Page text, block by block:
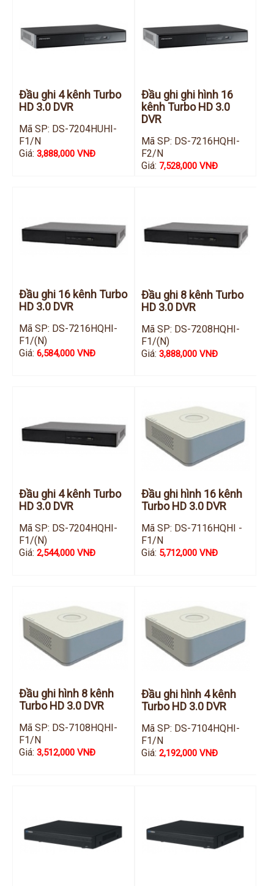
Thiết bị chống trộm
Thiết bị chống trộm Paradox
Khóa điện tử VIRO
Khóa điện tử KBVISION
Access control Syris
GIẢI PHÁP NHỎ TRỌN GÓI
Hỗ trợ kỹ thuật
Hướng dẫn sử dụng
Đầu ghi 4 kênh Turbo
HD 3.0 DVR
Mã SP: DS-7204HUHI-
F1/N
Giá:3,888,000 VNĐ
Đầu ghi ghi hình 16
kênh Turbo HD 3.0
DVR
Mã SP: DS-7216HQHI-
F2/N
Giá: 7,528,000 VNĐ
Đầu ghi 16 kênh Turbo
HD 3.0 DVR
Mã SP: DS-7216HQHI-
F1/(N)
Giá:6,584,000 VNĐ
Đầu ghi 8 kênh Turbo
HD 3.0 DVR
Mã SP: DS-7208HQHI-
F1/(N)
Giá: 3,888,000 VNĐ
Đầu ghi 4 kênh Turbo
HD 3.0 DVR
Mã SP: DS-7204HQHI-
F1/(N)
Giá:2,544,000 VNĐ
Đầu ghi hình 16 kênh
Turbo HD 3.0 DVR
Mã SP: DS-7116HQHI -
F1/N
Giá: 5,712,000 VNĐ
Đầu ghi hình 8 kênh
Turbo HD 3.0 DVR
Mã SP: DS-7108HQHI-
F1/N
Giá:3,512,000 VNĐ
Đầu ghi hình 4 kênh
Turbo HD 3.0 DVR
Mã SP: DS-7104HQHI-
F1/N
Giá: 2,192,000 VNĐ